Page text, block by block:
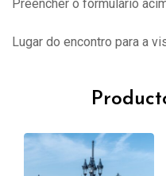
Preencher o formulário
Lugar do encontro para a